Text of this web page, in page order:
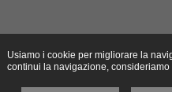
Usiamo i cookie per migliorare la
continui la navigazione,